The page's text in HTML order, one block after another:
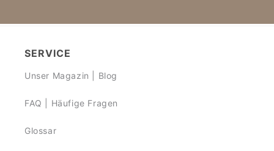
SERVICE
Unser Magazin | Blog
FAQ | Häufige Fragen
Glossar